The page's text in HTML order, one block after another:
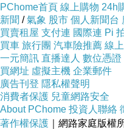
Share to Pinterest
image
新聞來源https://
應-不考慮共營-
怎麼學唱歌 英文日
PChome首頁 線上購物 24h
新聞 /氣象 股市 個人新聞台
買賣租屋 支付連 國際連 Pi
買車 旅行團 汽車險推薦 線
一元簡訊 直播達人 數位憑證
買網址 虛擬主機 企業郵件
廣告刊登 隱私權聲明
消費者保護 兒童網路安全
About PChome 投資人聯絡
著作權保護 ｜網路家庭版權